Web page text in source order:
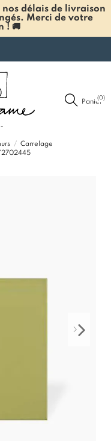
nos délais de livraison
Merci de votre
! 🚚
Panier
(0)
Carrelage